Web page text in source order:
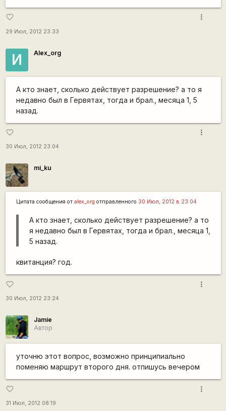
favorite_border
29 Июл, 2012 23:33
more_vert
И Alex_org
А кто знает, сколько действует разрешение? а то я
недавно был в Гервятах, тогда и брал., месяца 1, 5
назад.
favorite_border
30 Июл, 2012 23:04
more_vert
mi_ku
Цитата сообщения от alex_org отправленного 30 Июл, 2012 в 23:04
А кто знает, сколько действует разрешение? а то
я недавно был в Гервятах, тогда и брал., месяца 1,
5 назад.
квитанция? год.
favorite_border
30 Июл, 2012 23:24
more_vert
Jamie
Автор
уточню этот вопрос, возможно принципиально
поменяю маршрут второго дня. отпишусь вечером
favorite_border
31 Июл, 2012 08:19
more_vert